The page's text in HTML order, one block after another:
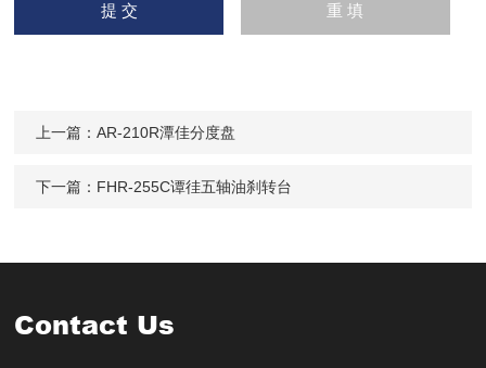
上一篇：AR-210R潭佳分度盘
下一篇： FHR-255C谭徍五轴油刹转台
Contact Us